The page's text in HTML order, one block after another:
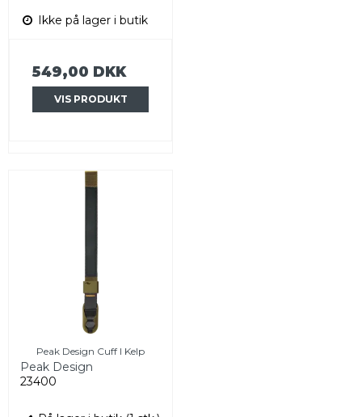
Ikke på lager i butik
549,00 DKK
VIS PRODUKT
Peak Design Cuff I Kelp
Peak Design
23400